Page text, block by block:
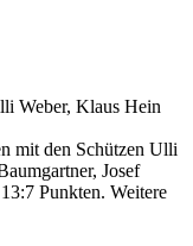
Weber, Klaus Hein
mit den Schützen Ulli
Josef
Punkten. Weitere